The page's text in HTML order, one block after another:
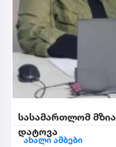
სასამართლომ
დატოვა
ახალი ამბები